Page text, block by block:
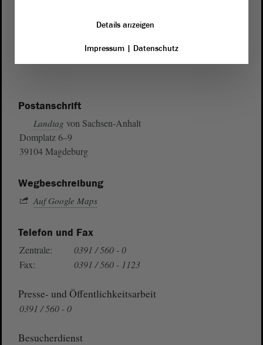
Postanschrift
Landtag von Sachsen-Anhalt
Domplatz 6–9
39104 Magdeburg
Wegbeschreibung
Auf Google Maps
Telefon und Fax
Zentrale:
0391 / 560 - 0
Fax:
0391 / 560 - 1123
Presse- und Öffentlichkeitsarbeit
0391 / 560 - 0
Besucherdienst
Details anzeigen
Impressum| Datenschutz